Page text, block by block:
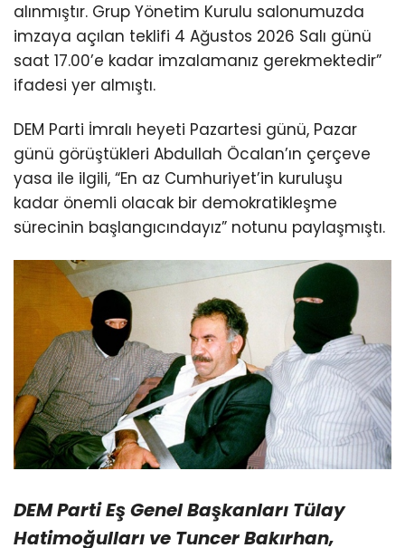
alınmıştır. Grup Yönetim Kurulu salonumuzda
imzaya açılan teklifi 4 Ağustos 2026 Salı günü
saat 17.00’e kadar imzalamanız gerekmektedir”
ifadesi yer almıştı.
DEM Parti İmralı heyeti Pazartesi günü, Pazar
günü görüştükleri Abdullah Öcalan’ın çerçeve
yasa ile ilgili, “En az Cumhuriyet’in kuruluşu
kadar önemli olacak bir demokratikleşme
sürecinin başlangıcındayız” notunu paylaşmıştı.
DEM Parti Eş Genel Başkanları Tülay
Hatimoğulları ve Tuncer Bakırhan,